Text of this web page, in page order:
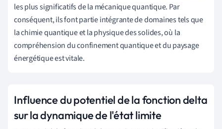
les plus significatifs de la mécanique quantique. Par
conséquent, ils font partie intégrante de domaines tels que
la chimie quantique et la physique des solides, où la
compréhension du confinement quantique et du paysage
énergétique est vitale.
Influence du potentiel de la fonction delta
sur la dynamique de l'état limite